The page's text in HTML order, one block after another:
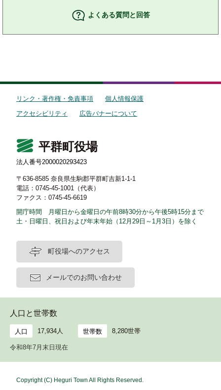
よくある質問と回答
リンク・著作権・免責事項
個人情報保護
アクセシビリティ
広告バナーについて
平群町役場
法人番号2000020293423
〒636-8585 奈良県生駒郡平群町吉新1-1-1
電話：0745-45-1001（代表）
ファクス：0745-45-6619
開庁時間 月曜日から金曜日の午前8時30分から午後5時15分まで
土・日曜日、祝日および年末年始（12月29日～1月3日）を除く
町役場へのアクセス
メールでのお問い合わせ
人口と世帯数
人口 17,934人 世帯数 8,280世帯
令和8年7月末日現在
Copyright (C) Heguri Town All Rights Reserved.